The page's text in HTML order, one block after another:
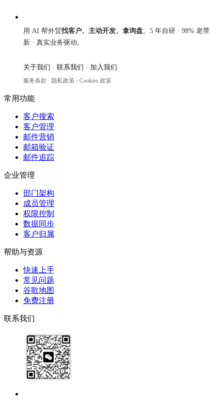
用 AI 帮外贸找客户、主动开发、拿询盘。5 年自研 · 98% 老带
新 · 真实业务驱动。
关于我们 · 联系我们 · 加入我们
服务条款 · 隐私政策 · Cookies 政策
常用功能
客户搜索
客户管理
邮件营销
邮箱验证
邮件追踪
企业管理
部门架构
成员管理
权限控制
数据同步
客户归属
帮助与资源
快速上手
常见问题
谷歌地图
免费注册
联系我们